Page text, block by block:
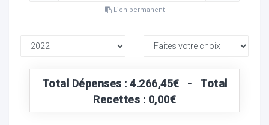
Lien permanent
Total Dépenses : 4.266,45€ - Total
Recettes : 0,00€